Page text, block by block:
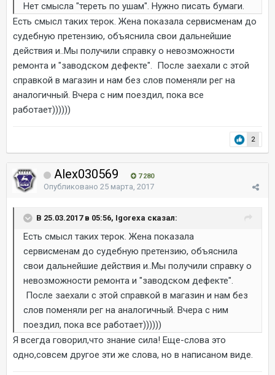
Нет смысла "тереть по ушам". Нужно писать бумаги.
Есть смысл таких терок. Жена показала сервисменам до
судебную претензию, объяснила свои дальнейшие
действия и..Мы получили справку о невозможности
ремонта и "заводском дефекте". После заехали с этой
справкой в магазин и нам без слов поменяли рег на
аналогичный. Вчера с ним поездил, пока все
работает))))))
2
Alex030569 7 280
Опубликовано 25 марта, 2017
В 25.03.2017 в 05:56, Igorexa сказал:
Есть смысл таких терок. Жена показала
сервисменам до судебную претензию, объяснила
свои дальнейшие действия и..Мы получили справку о
невозможности ремонта и "заводском дефекте".
После заехали с этой справкой в магазин и нам без
слов поменяли рег на аналогичный. Вчера с ним
поездил, пока все работает))))))
Я всегда говорил,что знание сила! Еще-слова это
одно,совсем другое эти же слова, но в написаном виде.